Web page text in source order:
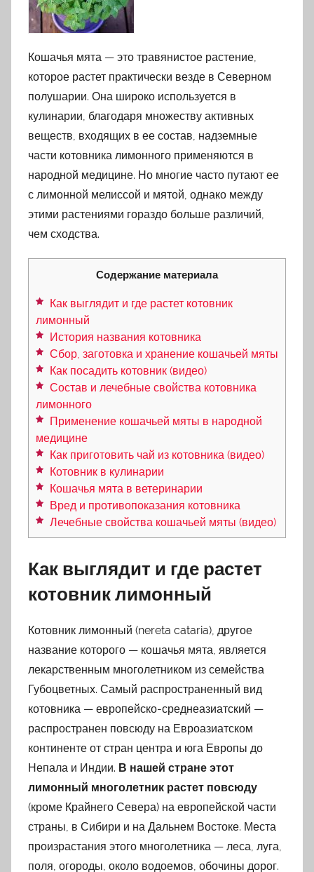
Кошачья мята — это травянистое растение,
которое растет практически везде в Северном
полушарии. Она широко используется в
кулинарии, благодаря множеству активных
веществ, входящих в ее состав, надземные
части котовника лимонного применяются в
народной медицине. Но многие часто путают ее
с лимонной мелиссой и мятой, однако между
этими растениями гораздо больше различий,
чем сходства.
Содержание материала
Как выглядит и где растет котовник
лимонный
История названия котовника
Сбор, заготовка и хранение кошачьей мяты
Как посадить котовник (видео)
Состав и лечебные свойства котовника
лимонного
Применение кошачьей мяты в народной
медицине
Как приготовить чай из котовника (видео)
Котовник в кулинарии
Кошачья мята в ветеринарии
Вред и противопоказания котовника
Лечебные свойства кошачьей мяты (видео)
Как выглядит и где растет
котовник лимонный
Котовник лимонный (nereta cataria), другое
название которого — кошачья мята, является
лекарственным многолетником из семейства
Губоцветных. Самый распространенный вид
котовника — европейско-среднеазиатский —
распространен повсюду на Евроазиатском
континенте от стран центра и юга Европы до
Непала и Индии. В нашей стране этот
лимонный многолетник растет повсюду
(кроме Крайнего Севера) на европейской части
страны, в Сибири и на Дальнем Востоке. Места
произрастания этого многолетника — леса, луга,
поля, огороды, около водоемов, обочины дорог.